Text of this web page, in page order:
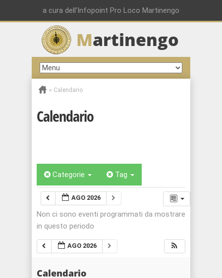
a cura dell'Infopoint Pro Loco Martinengo
Martinengo
» Calendario
Calendario
Categorie Tag
AGO 2026
Non ci sono eventi programmati da mostrare
in questo periodo
AGO 2026
Calendario